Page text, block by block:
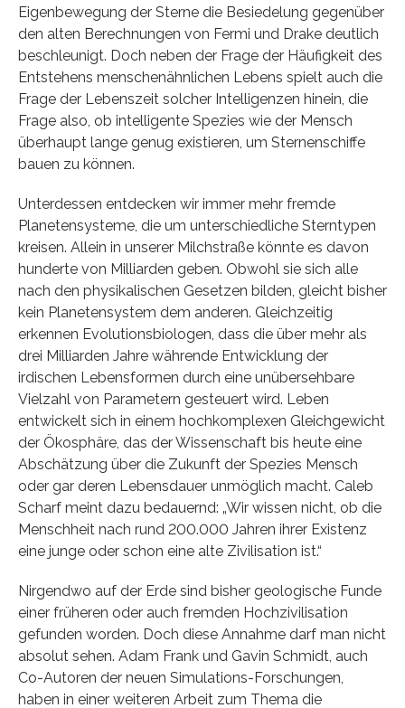
Eigenbewegung der Sterne die Besiedelung gegenüber
den alten Berechnungen von Fermi und Drake deutlich
beschleunigt. Doch neben der Frage der Häufigkeit des
Entstehens menschenähnlichen Lebens spielt auch die
Frage der Lebenszeit solcher Intelligenzen hinein, die
Frage also, ob intelligente Spezies wie der Mensch
überhaupt lange genug existieren, um Sternenschiffe
bauen zu können.
Unterdessen entdecken wir immer mehr fremde
Planetensysteme, die um unterschiedliche Sterntypen
kreisen. Allein in unserer Milchstraße könnte es davon
hunderte von Milliarden geben. Obwohl sie sich alle
nach den physikalischen Gesetzen bilden, gleicht bisher
kein Planetensystem dem anderen. Gleichzeitig
erkennen Evolutionsbiologen, dass die über mehr als
drei Milliarden Jahre währende Entwicklung der
irdischen Lebensformen durch eine unübersehbare
Vielzahl von Parametern gesteuert wird. Leben
entwickelt sich in einem hochkomplexen Gleichgewicht
der Ökosphäre, das der Wissenschaft bis heute eine
Abschätzung über die Zukunft der Spezies Mensch
oder gar deren Lebensdauer unmöglich macht. Caleb
Scharf meint dazu bedauernd: „Wir wissen nicht, ob die
Menschheit nach rund 200.000 Jahren ihrer Existenz
eine junge oder schon eine alte Zivilisation ist.“
Nirgendwo auf der Erde sind bisher geologische Funde
einer früheren oder auch fremden Hochzivilisation
gefunden worden. Doch diese Annahme darf man nicht
absolut sehen. Adam Frank und Gavin Schmidt, auch
Co-Autoren der neuen Simulations-Forschungen,
haben in einer weiteren Arbeit zum Thema die